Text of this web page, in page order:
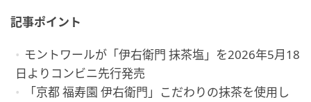
記事ポイント
モントワールが「伊右衛門 抹茶塩」を2026年5月18
日よりコンビニ先行発売
「京都 福寿園 伊右衛門」こだわりの抹茶を使用し